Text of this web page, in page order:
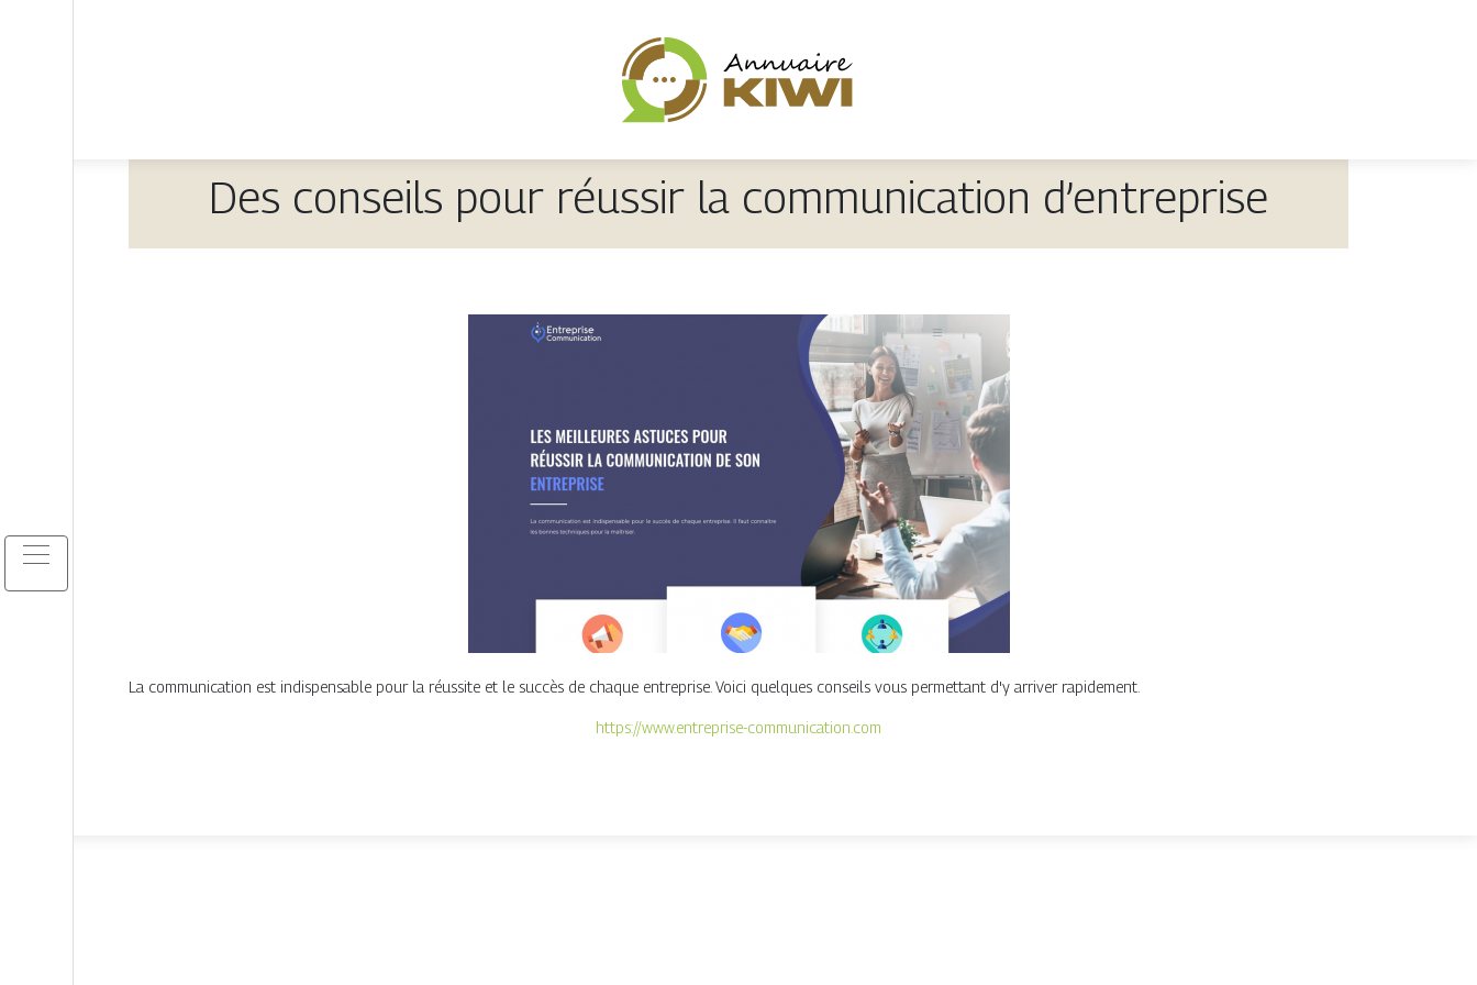
Des conseils pour réussir la communication d’entreprise
La communication est indispensable pour la réussite et le succès de chaque entreprise. Voici quelques conseils vous permettant d'y arriver rapidement.
https://www.entreprise-communication.com